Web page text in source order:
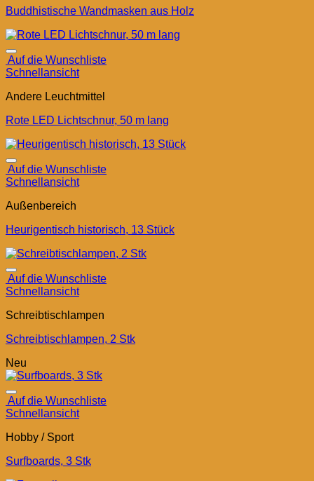
Buddhistische Wandmasken aus Holz
Auf die Wunschliste
Schnellansicht
Andere Leuchtmittel
Rote LED Lichtschnur, 50 m lang
Auf die Wunschliste
Schnellansicht
Außenbereich
Heurigentisch historisch, 13 Stück
Auf die Wunschliste
Schnellansicht
Schreibtischlampen
Schreibtischlampen, 2 Stk
Neu
Auf die Wunschliste
Schnellansicht
Hobby / Sport
Surfboards, 3 Stk